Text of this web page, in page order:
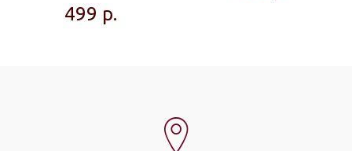
499 р.